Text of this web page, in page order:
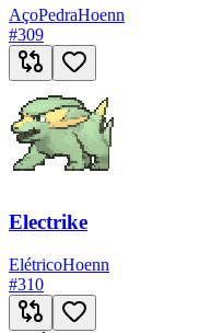
AçoPedraHoenn
#309
Electrike
ElétricoHoenn
#310